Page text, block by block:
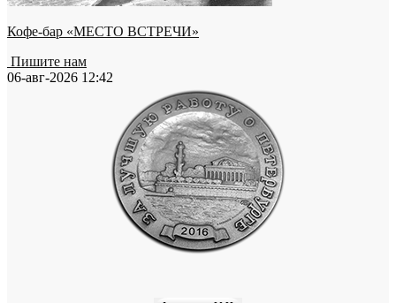
Кофе-бар «МЕСТО ВСТРЕЧИ»
Пишите нам
06-авг-2026 12:42